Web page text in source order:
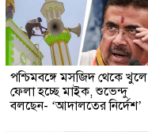
পশ্চিমবঙ্গে মসজিদ থেকে খুলে
ফেলা হচ্ছে মাইক, শুভেন্দু
বলছেন- ‘আদালতের নির্দেশ’